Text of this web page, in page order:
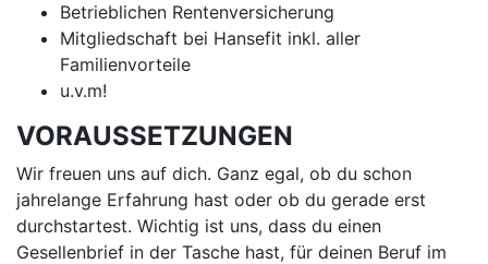
Betrieblichen Rentenversicherung
Mitgliedschaft bei Hansefit inkl. aller
Familienvorteile
u.v.m!
VORAUSSETZUNGEN
Wir freuen uns auf dich. Ganz egal, ob du schon
jahrelange Erfahrung hast oder ob du gerade erst
durchstartest. Wichtig ist uns, dass du einen
Gesellenbrief in der Tasche hast, für deinen Beruf im